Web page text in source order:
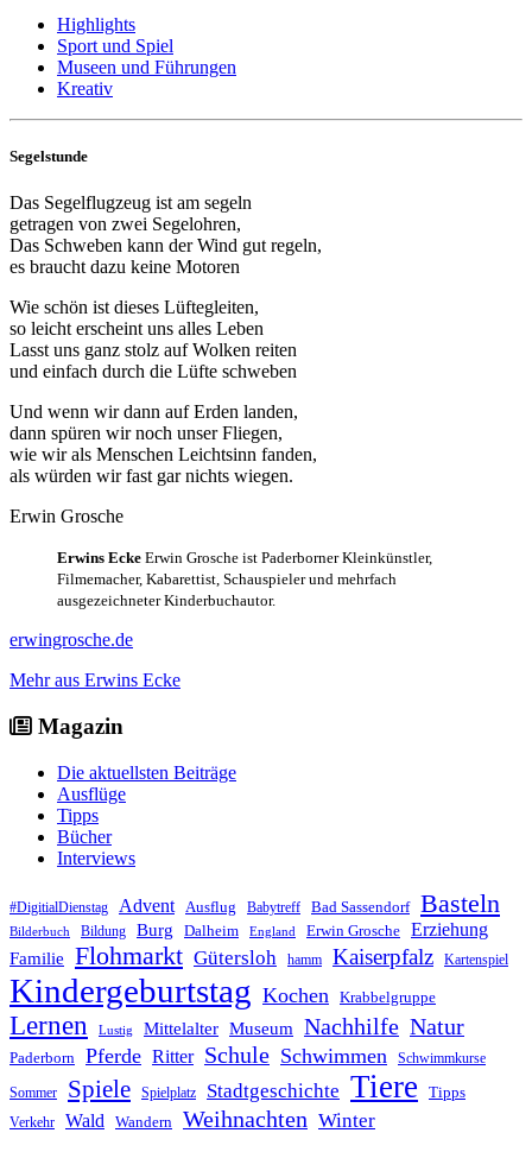
Highlights
Sport und Spiel
Museen und Führungen
Kreativ
Segelstunde
Das Segelflugzeug ist am segeln
getragen von zwei Segelohren,
Das Schweben kann der Wind gut regeln,
es braucht dazu keine Motoren
Wie schön ist dieses Lüftegleiten,
so leicht erscheint uns alles Leben
Lasst uns ganz stolz auf Wolken reiten
und einfach durch die Lüfte schweben
Und wenn wir dann auf Erden landen,
dann spüren wir noch unser Fliegen,
wie wir als Menschen Leichtsinn fanden,
als würden wir fast gar nichts wiegen.
Erwin Grosche
Erwins Ecke Erwin Grosche ist Paderborner Kleinkünstler,
Filmemacher, Kabarettist, Schauspieler und mehrfach
ausgezeichneter Kinderbuchautor.
erwingrosche.de
Mehr aus Erwins Ecke
Magazin
Die aktuellsten Beiträge
Ausflüge
Tipps
Bücher
Interviews
#DigitialDienstag Advent Ausflug Babytreff Bad Sassendorf Basteln
Bilderbuch Bildung Burg Dalheim England Erwin Grosche Erziehung
Familie Flohmarkt Gütersloh hamm Kaiserpfalz Kartenspiel
Kindergeburtstag Kochen Krabbelgruppe
Lernen Lustig Mittelalter Museum Nachhilfe Natur
Paderborn Pferde Ritter Schule Schwimmen Schwimmkurse
Sommer Spiele Spielplatz Stadtgeschichte Tiere Tipps
Verkehr Wald Wandern Weihnachten Winter